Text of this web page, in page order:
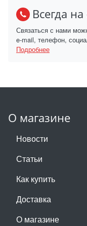
Всегда на
Связаться с нами
e-mail, телефон,
Подробнее
О магазине
Новости
Статьи
Как купить
Доставка
О магазине